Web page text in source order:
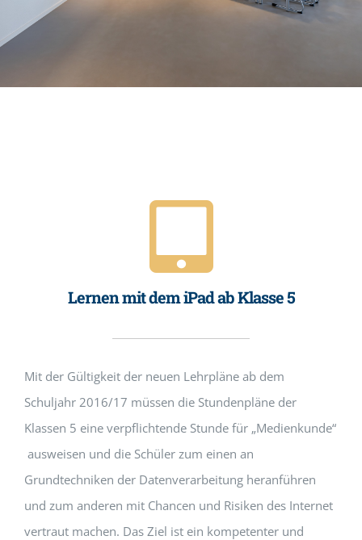
Lernen mit dem iPad ab Klasse 5
Mit der Gültigkeit der neuen Lehrpläne ab dem
Schuljahr 2016/17 müssen die Stundenpläne der
Klassen 5 eine verpflichtende Stunde für „Medienkunde“
ausweisen und die Schüler zum einen an
Grundtechniken der Datenverarbeitung heranführen
und zum anderen mit Chancen und Risiken des Internet
vertraut machen. Das Ziel ist ein kompetenter und